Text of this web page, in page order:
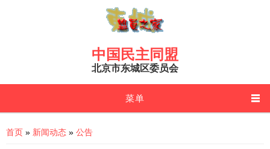
中国民主同盟
北京市东城区委员会
菜单
You are here
首页 » 新闻动态 » 公告